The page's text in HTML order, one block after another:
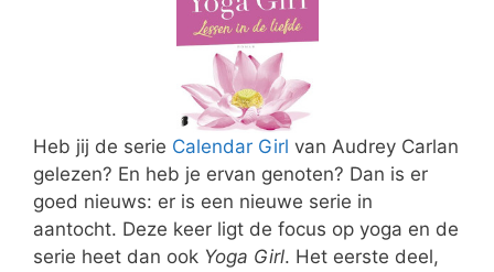
Heb jij de serie Calendar Girl van Audrey Carlan
gelezen? En heb je ervan genoten? Dan is er
goed nieuws: er is een nieuwe serie in
aantocht. Deze keer ligt de focus op yoga en de
serie heet dan ook Yoga Girl. Het eerste deel,